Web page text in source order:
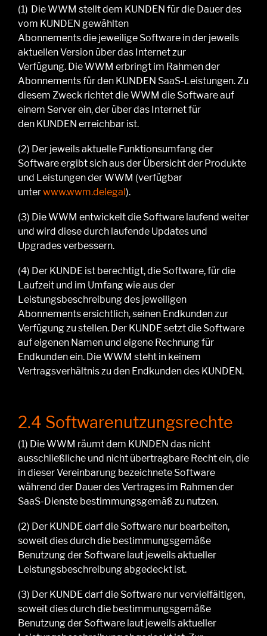
(1) Die WWM stellt dem KUNDEN für die Dauerdes
vom KUNDEN gewählten
Abonnementsdie jeweilige Software in der jeweils
aktuellen Version über das Internet zur
Verfügung. Die WWM erbringt im Rahmen der
Abonnements für den KUNDEN SaaS-Leistungen.Zu
diesem Zweck richtetdie WWM die Softwareauf
einem Server ein, der über das Internet für
den KUNDEN erreichbar ist.
(2) Der jeweils aktuelle Funktionsumfang der
Softwareergibt sich ausder Übersicht der Produkte
und Leistungender WWM (verfügbar
unterwww.wwm.delegal).
(3) Die WWM entwickelt die Software laufend weiter
und wird diese durch laufende Updates und
Upgrades verbessern.
(4) Der KUNDE ist berechtigt, die Software, für die
Laufzeit und im Umfangwie aus der
Leistungsbeschreibungdes jeweiligen
Abonnementsersichtlich,seinen Endkunden zur
Verfügung zu stellen. Der KUNDE setzt die Software
auf eigenen Namen und eigene Rechnung für
Endkunden ein. Die WWM steht in keinem
Vertragsverhältnis zu den Endkunden des KUNDEN.
2.4 Softwarenutzungsrechte
(1) Die WWM räumt dem KUNDEN das nicht
ausschließliche und nicht übertragbare Recht ein, die
in dieser Vereinbarung bezeichnete Software
während der Dauer des Vertrages im Rahmen der
SaaS-Dienste bestimmungsgemäß zu nutzen.
(2) Der KUNDEdarf die Software nur bearbeiten,
soweit dies durch die bestimmungsgemäße
Benutzung der Software laut jeweils aktueller
Leistungsbeschreibung abgedeckt ist.
(3) Der KUNDEdarf die Software nur vervielfältigen,
soweit dies durch die bestimmungsgemäße
Benutzung der Software laut jeweils aktueller